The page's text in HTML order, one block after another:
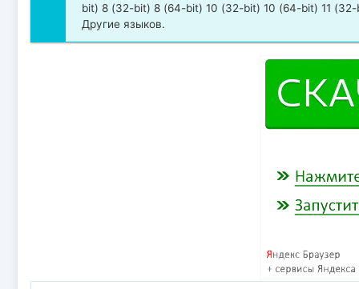
bit) 8 (32-bit) 8 (64-bit) 10 (32-bit) 10 (64-bit) 11
Другие языков.